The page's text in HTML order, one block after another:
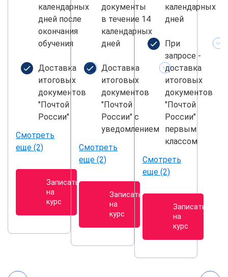
календарных
дней после
окончания
обучения
Доставка
итоговых
документов
"Почтой
России"
Смотреть
еще (2)
Записаться
на
курс
документы
в течение 14
календарных
дней
Доставка
итоговых
документов
"Почтой
России" с
уведомлением
Смотреть
еще (2)
Записаться
на
курс
календарных
дней
При
запросе -
доставка
итоговых
документов
"Почтой
России"
первым
классом
Смотреть
еще (2)
Записаться
на
курс